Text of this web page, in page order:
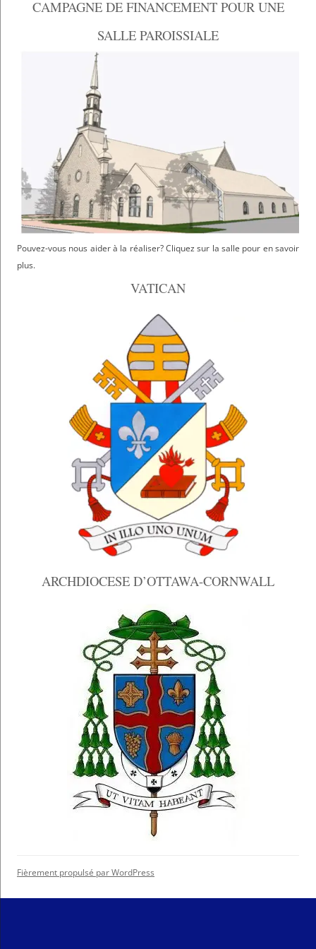
CAMPAGNE DE FINANCEMENT POUR UNE
SALLE PAROISSIALE
Pouvez-vous nous aider à la réaliser? Cliquez sur la salle pour en savoir
plus.
VATICAN
ARCHDIOCESE D’OTTAWA-CORNWALL
Fièrement propulsé par WordPress